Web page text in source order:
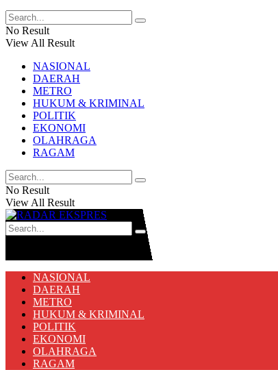
No Result
View All Result
NASIONAL
DAERAH
METRO
HUKUM & KRIMINAL
POLITIK
EKONOMI
OLAHRAGA
RAGAM
No Result
View All Result
NASIONAL
DAERAH
METRO
HUKUM & KRIMINAL
POLITIK
EKONOMI
OLAHRAGA
RAGAM